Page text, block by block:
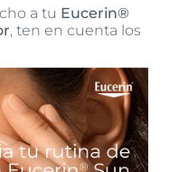
a tu Eucerin®
, ten en cuenta los